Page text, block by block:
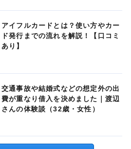
アイフルカードとは？使い方やカー
ド発行までの流れを解説！【口コミ
あり】
交通事故や結婚式などの想定外の出
費が重なり借入を決めました｜渡辺
さんの体験談（32歳・女性）